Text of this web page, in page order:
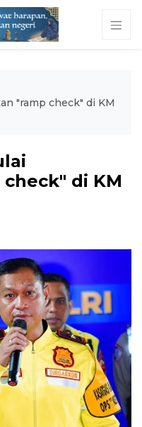
"ramp check" di KM
di KM